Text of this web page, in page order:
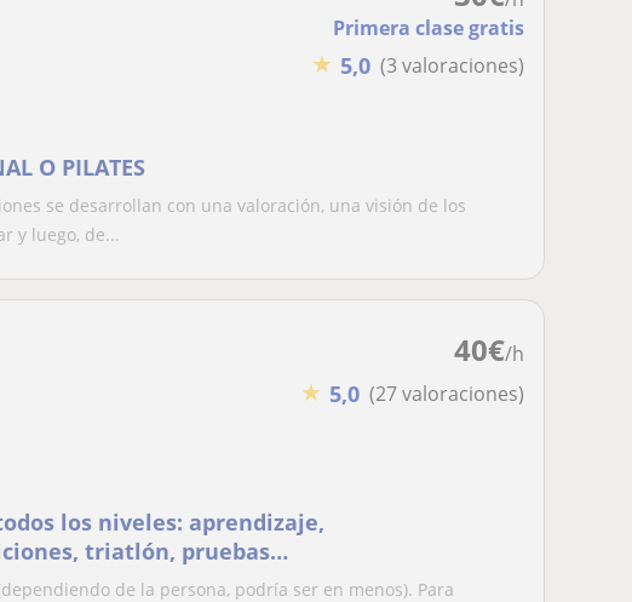
Primera clase gratis
★ 5,0 (3 valoraciones)
O PILATES
se desarrollan con una valoración, una visión de los
y luego, de...
40€/h
★ 5,0 (27 valoraciones)
los niveles: aprendizaje,
triatlón, pruebas
de la persona, podría ser en menos). Para